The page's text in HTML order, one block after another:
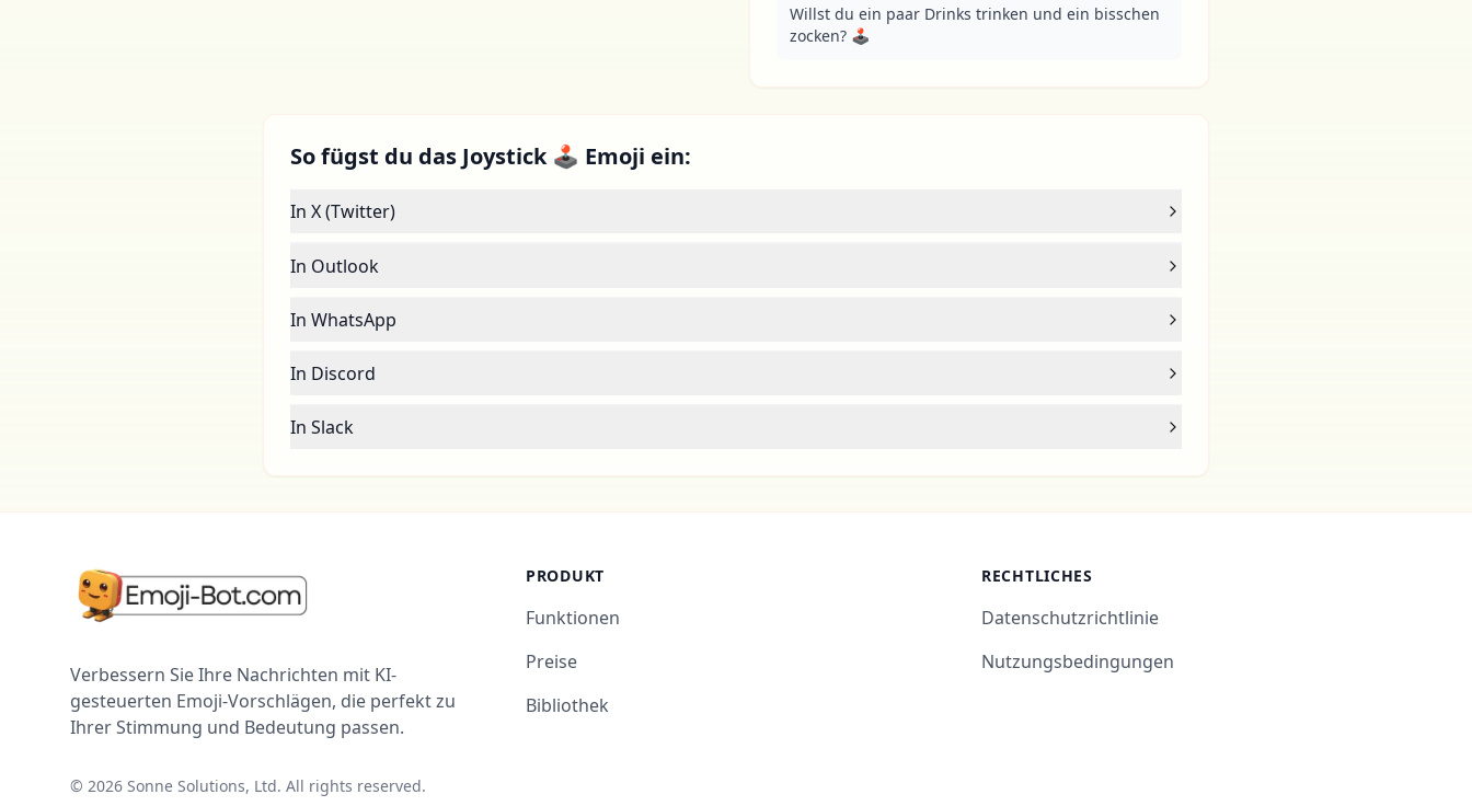
Willst du ein paar Drinks trinken und ein bisschen
zocken? 🕹
So fügst du das Joystick 🕹 Emoji ein:
In X (Twitter)
In Outlook
In WhatsApp
In Discord
In Slack
Verbessern Sie Ihre Nachrichten mit KI-
gesteuerten Emoji-Vorschlägen, die perfekt zu
Ihrer Stimmung und Bedeutung passen.
© 2026 Sonne Solutions, Ltd. All rights reserved.
PRODUKT
Funktionen
Preise
Bibliothek
RECHTLICHES
Datenschutzrichtlinie
Nutzungsbedingungen